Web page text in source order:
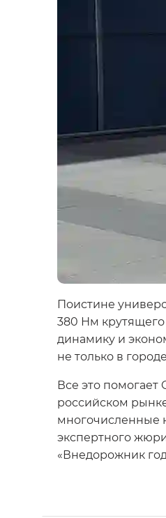
Поистине
380 Нм крутящего
динамику и
не только в
Все это помогает
российском
многочисленные
экспертного
«Внедорожник